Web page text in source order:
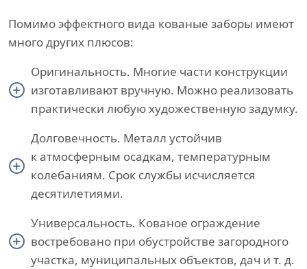
Помимо эффектного вида кованые заборы имеют
много других плюсов:
Оригинальность. Многие части конструкции
изготавливают вручную. Можно реализовать
практически любую художественную задумку.
Долговечность. Металл устойчив
к атмосферным осадкам, температурным
колебаниям. Срок службы исчисляется
десятилетиями.
Универсальность. Кованое ограждение
востребовано при обустройстве загородного
участка, муниципальных объектов, дач и т. д.